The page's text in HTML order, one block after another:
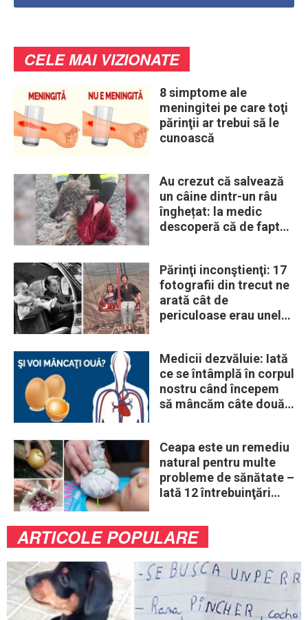
CELE MAI VIZIONATE
8 simptome ale
meningitei pe care toţi
părinţii ar trebui să le
cunoască
Au crezut că salvează
un câine dintr-un râu
înghețat: la medic
descoperă că de fapt
Părinţi inconştienţi: 17
fotografii din trecut ne
arată cât de
periculoase erau unele
Medicii dezvăluie: Iată
ce se întâmplă în corpul
nostru când începem
să mâncăm câte două
Ceapa este un remediu
natural pentru multe
probleme de sănătate –
Iată 12 întrebuinţări
ARTICOLE POPULARE